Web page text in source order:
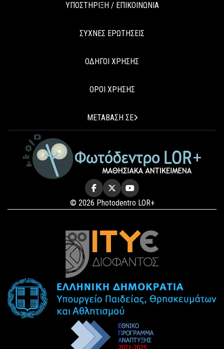
ΥΠΟΣΤΗΡΙΞΗ / ΕΠΙΚΟΙΝΩΝΙΑ
ΣΥΧΝΕΣ ΕΡΩΤΗΣΕΙΣ
ΟΔΗΓΟΙ ΧΡΗΣΗΣ
ΟΡΟΙ ΧΡΗΣΗΣ
ΜΕΤΑΒΑΣΗ ΣΕ
© 2026 Photodentro LOR+